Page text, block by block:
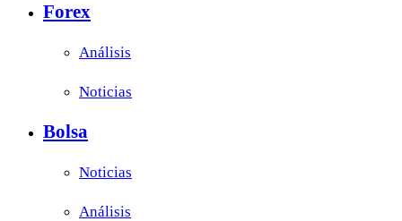
Forex
Análisis
Noticias
Bolsa
Noticias
Análisis